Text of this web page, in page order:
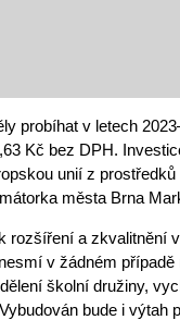
probíhat v letech
Kč bez DPH.
unií z
města Brna
rozšíření a zkvalitnění
v žádném
školní družiny,
bude i výtah